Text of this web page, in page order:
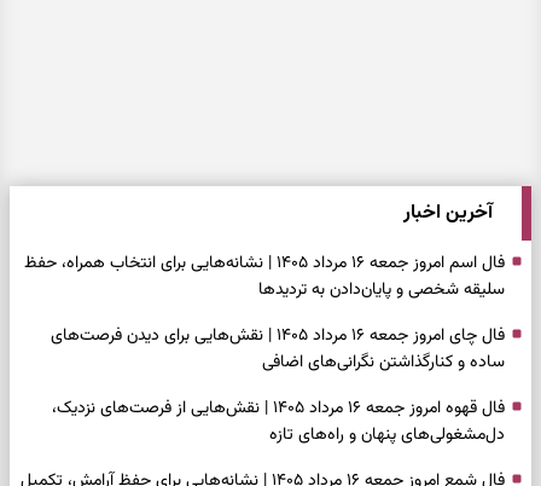
آخرین اخبار
فال اسم امروز جمعه ۱۶ مرداد ۱۴۰۵ | نشانه‌هایی برای انتخاب همراه، حفظ
سلیقه شخصی و پایان‌دادن به تردیدها
فال چای امروز جمعه ۱۶ مرداد ۱۴۰۵ | نقش‌هایی برای دیدن فرصت‌های
ساده و کنارگذاشتن نگرانی‌های اضافی
فال قهوه امروز جمعه ۱۶ مرداد ۱۴۰۵ | نقش‌هایی از فرصت‌های نزدیک،
دل‌مشغولی‌های پنهان و راه‌های تازه